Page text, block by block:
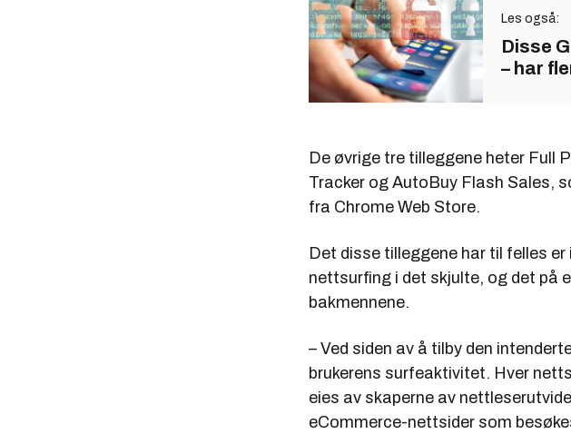
Les også:
Disse
– har
De øvrige tre tilleggene heter Full
Tracker og AutoBuy Flash Sales,
fra Chrome Web Store.
Det disse tilleggene har til felles
nettsurfing i det skjulte, og det på
bakmennene.
– Ved siden av å tilby den
brukerens surfeaktivitet. Hver
eies av skaperne av
eCommerce-nettsider som